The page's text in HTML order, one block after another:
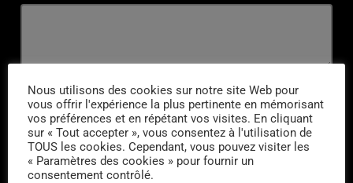
NOM*
EMAIL*
Nous utilisons des cookies sur notre site Web pour
vous offrir l'expérience la plus pertinente en mémorisant
vos préférences et en répétant vos visites. En cliquant
sur « Tout accepter », vous consentez à l'utilisation de
TOUS les cookies. Cependant, vous pouvez visiter les
« Paramètres des cookies » pour fournir un
consentement contrôlé.